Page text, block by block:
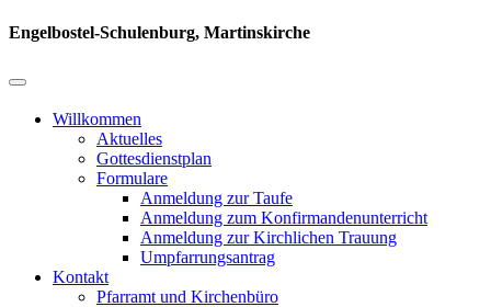
Engelbostel-Schulenburg, Martinskirche
Willkommen
Aktuelles
Gottesdienstplan
Formulare
Anmeldung zur Taufe
Anmeldung zum Konfirmandenunterricht
Anmeldung zur Kirchlichen Trauung
Umpfarrungsantrag
Kontakt
Pfarramt und Kirchenbüro